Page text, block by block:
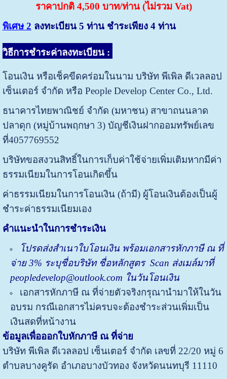
ราคาปกติ 4,500 บาท/ท่าน (ไม่รวม Vat)
พิเศษ 2 ลงทะเบียน 5 ท่าน ชำระเพียง 4 ท่าน
วิธีการชำระค่าลงทะเบียน:
โอนเงิน หรือเช็คขีดคร่อมในนาม บริษัท พีเพิล ดีเวลลอป
เซ็นเตอร์ จำกัด หรือ People Develop Center Co., Ltd.
ธนาคารไทยพาณิชย์ จำกัด (มหาชน) สาขาถนนลาด
ปลาดุก (หมู่บ้านพฤกษา 3) บัญชีเงินฝากออมทรัพย์เลข
ที่4057769552
บริษัทขอสงวนสิทธิ์ในการเก็บค่าใช้จ่ายเพิ่มเติมหากมีค่า
ธรรมเนียมในการโอนเกิดขึ้น
ค่าธรรมเนียมในการโอนเงิน (ถ้ามี) ผู้โอนเงินต้องเป็นผู้
ชำระค่าธรรมเนียมเอง
คำแนะนำในการชำระเงิน
โปรดส่งสำเนาใบโอนเงิน พร้อมเอกสารหักภาษี ณ ที่
จ่าย3% ระบุชื่อบริษัท ชื่อหลักสูตร Scan ส่งเมล์มาที่
peopledevelop@outlook.com ในวันโอนเงิน
เอกสารหักภาษี ณ ที่จ่ายตัวจริงกรุณานำมาให้ในวัน
อบรม กรณีเอกสารไม่ครบจะต้องชำระส่วนเพิ่มเป็น
เงินสดที่หน้างาน
ข้อมูลเพื่อออกใบหักภาษี ณ ที่จ่าย
บริษัท พีเพิล ดีเวลลอป เซ็นเตอร์ จำกัด เลขที่ 22/20 หมู่ 6
ตำบลบางคูรัด อำเภอบางบัวทอง จังหวัดนนทบุรี 11110